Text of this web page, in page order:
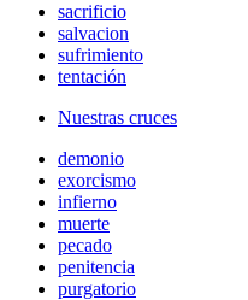
sacrificio
salvacion
sufrimiento
tentación
Nuestras cruces
demonio
exorcismo
infierno
muerte
pecado
penitencia
purgatorio